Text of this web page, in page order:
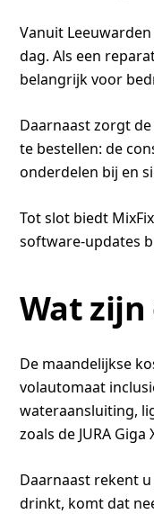
Vanuit
dag. Als een
belangrijk voor
Daarnaast zorgt
te bestellen: de
onderdelen bij en
Tot slot biedt
software-updates
Wat
De maandelijkse
volautomaat
wateraansluiting,
zoals de JURA Giga
Daarnaast rekent
drinkt, komt dat